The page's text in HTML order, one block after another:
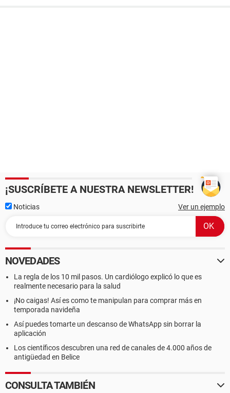
¡SUSCRÍBETE A NUESTRA NEWSLETTER!
Noticias Ver un ejemplo
NOVEDADES
La regla de los 10 mil pasos. Un cardiólogo explicó lo que es
realmente necesario para la salud
¡No caigas! Así es como te manipulan para comprar más en
temporada navideña
Así puedes tomarte un descanso de WhatsApp sin borrar la
aplicación
Los científicos descubren una red de canales de 4.000 años de
antigüedad en Belice
CONSULTA TAMBIÉN